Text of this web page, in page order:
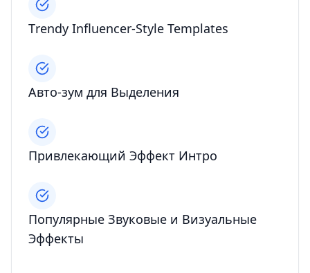
Тrendy Influencer-Style Templates
Авто-зум для Выделения
Привлекающий Эффект Интро
Популярные Звуковые и Визуальные
Эффекты